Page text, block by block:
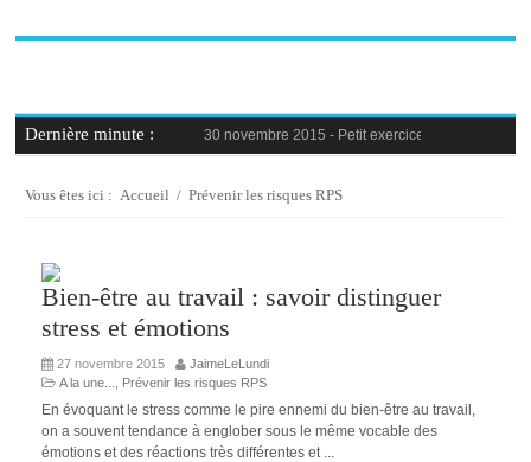
Dernière minute : 30 novembre 2015 - Petit exercice de la semaine
30 novembre 2015 -Blague au bureau #9
23 novembre 2015 -Le syndrome de l’imposteur,
Vous êtes ici :Accueil /Prévenir les risques RPS
Bien-être au travail : savoir distinguer
stress et émotions
27 novembre 2015
JaimeLeLundi
A la une...
Prévenir les risques RPS
En évoquant le stress comme le pire ennemi du bien-être au travail,
on a souvent tendance à englober sous le même vocable des
émotions et des réactions très différentes et ...